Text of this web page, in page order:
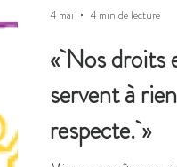
« Nos droits
servent à
respecte. »
4 mai 4 min de lecture